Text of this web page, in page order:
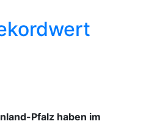
Pfalz haben im